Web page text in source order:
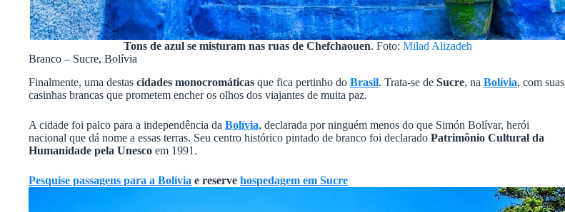
Tons de azul se misturam nas ruas de Chefchaouen. Foto:Milad Alizadeh
Branco – Sucre, Bolívia
Finalmente, uma destas cidades monocromáticas que fica pertinho do Brasil. Trata-se de Sucre, na Bolívia, com suas
casinhas brancas que prometem encher os olhos dos viajantes de muita paz.
A cidade foi palco para a independência da Bolívia, declarada por ninguém menos do que Simón Bolívar, herói
nacional que dá nome a essas terras. Seu centro histórico pintado de branco foi declarado Patrimônio Cultural da
Humanidade pela Unesco em 1991.
Pesquise passagens para a Bolívia e reserve hospedagem em Sucre